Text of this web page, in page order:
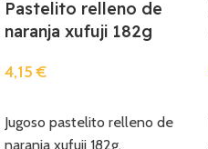
Pastelito relleno de
naranja xufuji 182g
4,15€
Jugoso pastelito relleno de
naranja xufuji 182g.